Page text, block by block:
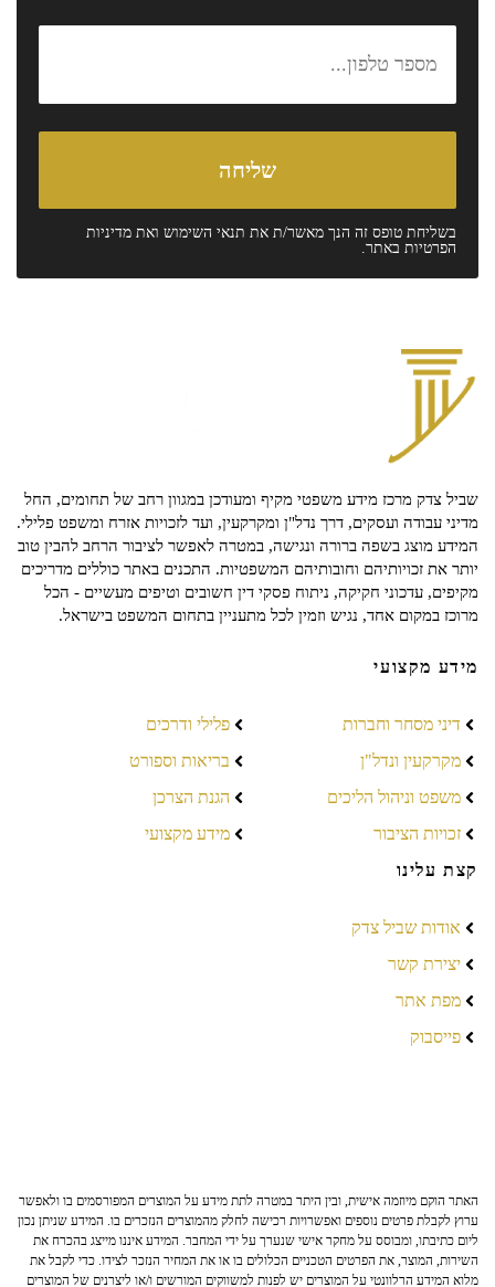
בשליחת טופס זה הנך מאשר/ת את תנאי השימוש ואת מדיניות
הפרטיות באתר.
שביל צדק מרכז מידע משפטי מקיף ומעודכן במגוון רחב של תחומים, החל
מדיני עבודה ועסקים, דרך נדל"ן ומקרקעין, ועד לזכויות אזרח ומשפט פלילי.
המידע מוצג בשפה ברורה ונגישה, במטרה לאפשר לציבור הרחב להבין טוב
יותר את זכויותיהם וחובותיהם המשפטיות. התכנים באתר כוללים מדריכים
מקיפים, עדכוני חקיקה, ניתוח פסקי דין חשובים וטיפים מעשיים - הכל
מרוכז במקום אחד, נגיש וזמין לכל מתעניין בתחום המשפט בישראל.
מידע מקצועי
דיני מסחר וחברות
מקרקעין ונדל"ן
משפט וניהול הליכים
זכויות הציבור
פלילי ודרכים
בריאות וספורט
הגנת הצרכן
מידע מקצועי
קצת עלינו
אודות שביל צדק
יצירת קשר
מפת אתר
פייסבוק
האתר הוקם מיוזמה אישית, ובין היתר במטרה לתת מידע על המוצרים המפורסמים בו ולאפשר
ערוץ לקבלת פרטים נוספים ואפשרויות רכישה לחלק מהמוצרים הנזכרים בו. המידע שניתן נכון
ליום כתיבתו, ומבוסס על מחקר אישי שנערך על ידי המחבר. המידע איננו מייצג בהכרח את
השירות, המוצר, את הפרטים הטכניים הכלולים בו או את המחיר הנזכר לצידו. כדי לקבל את
מלוא המידע הרלוונטי על המוצרים יש לפנות למשווקים המורשים ו/או ליצרנים של המוצרים